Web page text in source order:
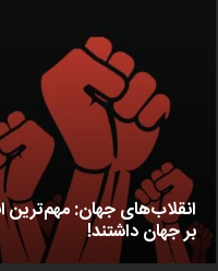
انقلاب‌های جهان: مهم‌ترین
بر جهان داشتند!